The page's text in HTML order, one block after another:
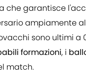
che garantisce
ampiamente
sono ultimi a
formazioni, i
match.